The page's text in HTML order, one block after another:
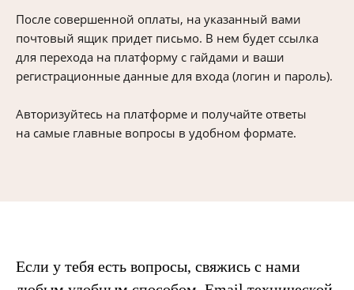
После совершенной оплаты, на указанный вами
почтовый ящик придет письмо. В нем будет ссылка
для перехода на платформу с гайдами и ваши
регистрационные данные для входа (логин и пароль).
Авторизуйтесь на платформе и получайте ответы
на самые главные вопросы в удобном формате.
Если у тебя есть вопросы, свяжись с нами